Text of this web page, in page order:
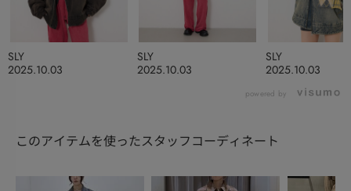
2025.10.03
SLY
2025.10.03
SLY
2025.10.03
SLY
powered by
このアイテムを使ったスタッフコーディネート